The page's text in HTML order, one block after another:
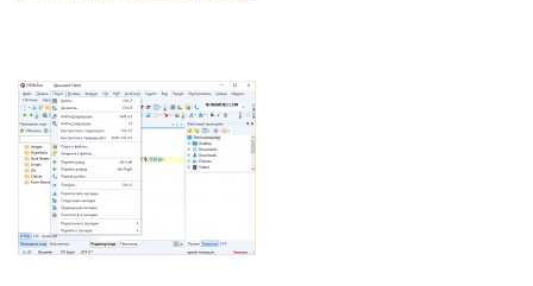
Образование
Другие ОС
Драйвера
Игры